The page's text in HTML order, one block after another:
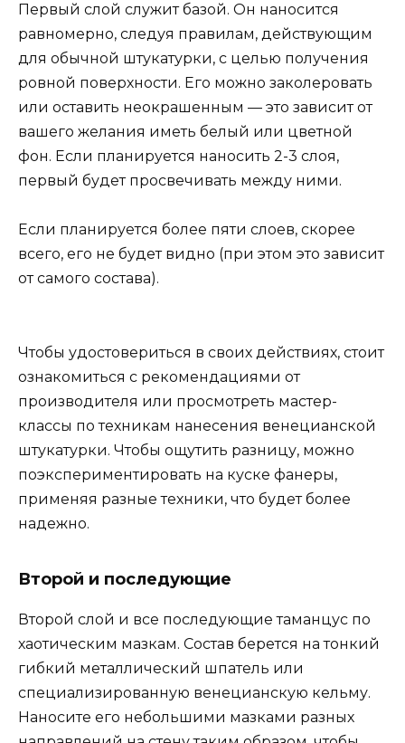
Первый слой служит базой. Он наносится
равномерно, следуя правилам, действующим
для обычной штукатурки, с целью получения
ровной поверхности. Его можно заколеровать
или оставить неокрашенным — это зависит от
вашего желания иметь белый или цветной
фон. Если планируется наносить 2-3 слоя,
первый будет просвечивать между ними.
Если планируется более пяти слоев, скорее
всего, его не будет видно (при этом это зависит
от самого состава).
Чтобы удостовериться в своих действиях, стоит
ознакомиться с рекомендациями от
производителя или просмотреть мастер-
классы по техникам нанесения венецианской
штукатурки. Чтобы ощутить разницу, можно
поэкспериментировать на куске фанеры,
применяя разные техники, что будет более
надежно.
Второй и последующие
Второй слой и все последующие таманцус по
хаотическим мазкам. Состав берется на тонкий
гибкий металлический шпатель или
специализированную венецианскую кельму.
Наносите его небольшими мазками разных